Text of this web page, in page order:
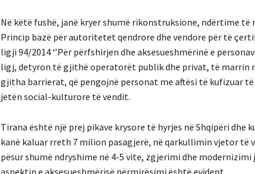
Në këtë fushë, janë kryer shumë rikonstruksione, ndërtime të
Princip bazë për autoritetet qendrore dhe vendore për të
ligji 94/2014 ‘’Për përfshirjen dhe aksesueshmërinë e
ligj, detyron të gjithë operatorët publik dhe privat, të marrin
gjitha barrierat, që pengojnë personat me aftësi të kufizuar
jetën social-kulturore të vendit.
Tirana është një prej pikave krysore të hyrjes në Shqipëri dhe
kanë kaluar rreth 7 milion pasagjerë, në qarkullimin vjetor të
pësur shumë ndryshime në 4-5 vite, zgjerimi dhe modernizimi
aspektin e aksesueshmërisë përmirësimi është evident.